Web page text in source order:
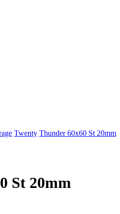
Twenty Thunder 60x60 St 20mm
St 20mm